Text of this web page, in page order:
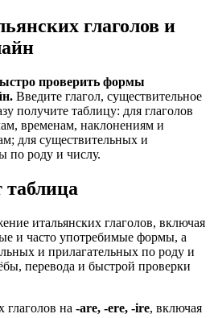
глаголов и
проверить формы
Введите глагол, существительное
получите таблицу: для глаголов
временам, наклонениям и
для существительных и
по роду и числу.
итальянских глаголов, включая
и часто употребимые формы, а
и прилагательных по роду и
перевода и быстрой проверки
на -are, -ere, -ire, включая